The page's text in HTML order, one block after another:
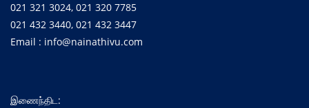
021 321 3024, 021 320 7785
021 432 3440, 021 432 3447
Email : info@nainathivu.com
இணைந்திட: